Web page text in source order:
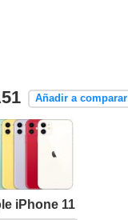
Añadir a comparar
iPhone 11